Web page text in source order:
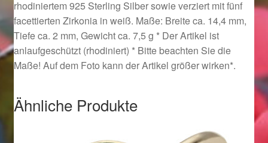
Ostergeschenke finden für Ostern 2019
Ostergeschenke finden für Ostern 2020
Ostergeschenke finden für Ostern 2022
rhodiniertem 925 Sterling Silber sowie verziert mit fünf
facettierten Zirkonia in weiß. Maße: Breite ca. 14,4 mm,
Tiefe ca. 2 mm, Gewicht ca. 7,5 g * Der Artikel ist
anlaufgeschützt (rhodiniert) * Bitte beachten Sie die
Maße! Auf dem Foto kann der Artikel größer wirken*.
Ähnliche Produkte